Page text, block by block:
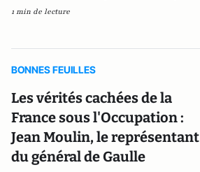
1 min de lecture
BONNES FEUILLES
Les vérités cachées de la
France sous l'Occupation :
Jean Moulin, le représentant
du général de Gaulle